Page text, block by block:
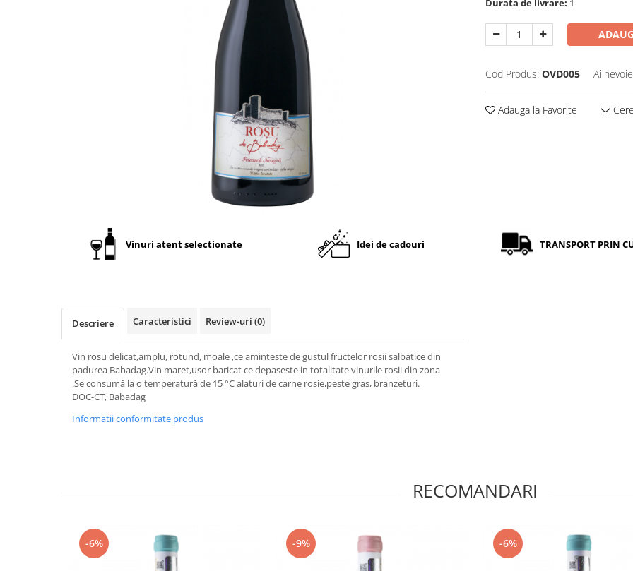
Durata de livrare: 1
Cod Produs: OVD005 Ai
Adauga la Favorite
Vinuri atent selectionate Idei de cadouri TRANSPORT PRIN
Descriere Caracteristici Review-uri (0)
Vin rosu delicat,amplu, rotund, moale ,ce aminteste de gustul fructelor rosii salbatice din
padurea Babadag.Vin maret,usor baricat ce depaseste in totalitate vinurile rosii din zona
.Se consumă la o temperatură de 15 °C alaturi de carne rosie,peste gras, branzeturi.
DOC-CT, Babadag
Informatii conformitate produs
RECOMANDARI
-6% -9% -6%